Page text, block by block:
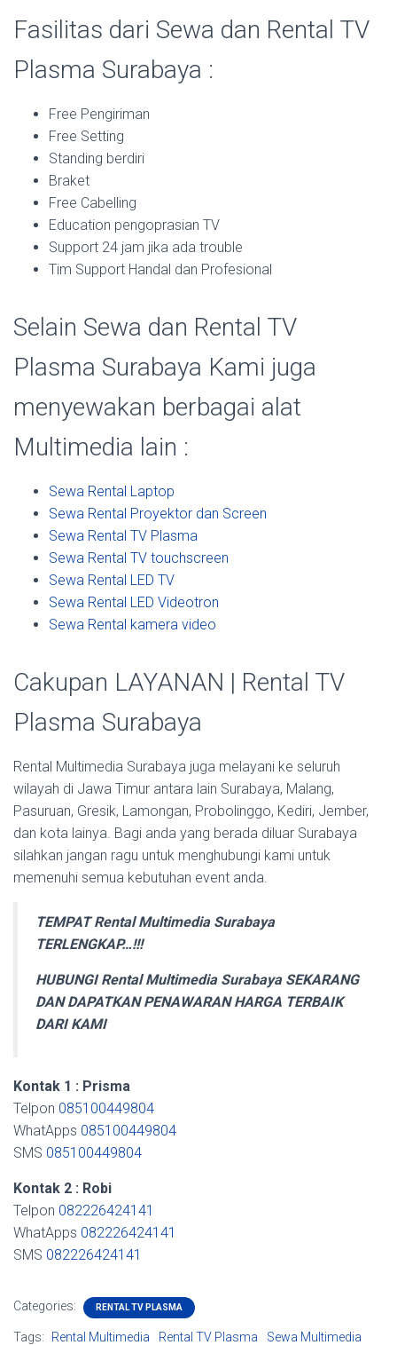
Fasilitas dari Sewa dan Rental TV
Plasma Surabaya :
Free Pengiriman
Free Setting
Standing berdiri
Braket
Free Cabelling
Education pengoprasian TV
Support 24 jam jika ada trouble
Tim Support Handal dan Profesional
Selain Sewa dan Rental TV
Plasma Surabaya Kami juga
menyewakan berbagai alat
Multimedia lain :
Sewa Rental Laptop
Sewa Rental Proyektor dan Screen
Sewa Rental TV Plasma
Sewa Rental TV touchscreen
Sewa Rental LED TV
Sewa Rental LED Videotron
Sewa Rental kamera video
Cakupan LAYANAN | Rental TV
Plasma Surabaya
Rental Multimedia Surabaya juga melayani ke seluruh
wilayah di Jawa Timur antara lain Surabaya, Malang,
Pasuruan, Gresik, Lamongan, Probolinggo, Kediri, Jember,
dan kota lainya. Bagi anda yang berada diluar Surabaya
silahkan jangan ragu untuk menghubungi kami untuk
memenuhi semua kebutuhan event anda.
TEMPAT Rental Multimedia Surabaya
TERLENGKAP…!!!
HUBUNGI Rental Multimedia Surabaya SEKARANG
DAN DAPATKAN PENAWARAN HARGA TERBAIK
DARI KAMI
Kontak 1 : Prisma
Telpon 085100449804
WhatApps 085100449804
SMS 085100449804
Kontak 2 : Robi
Telpon 082226424141
WhatApps 082226424141
SMS 082226424141
Categories: RENTAL TV PLASMA
Tags: Rental Multimedia Rental TV Plasma
Sewa Multimedia